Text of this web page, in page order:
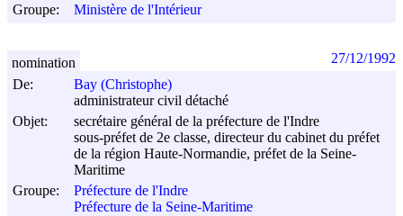
Groupe: Ministère de l'Intérieur
De:
Bay (Christophe)
administrateur civil détaché
Objet:
secrétaire général de la préfecture de l'Indre
sous-préfet de 2e classe, directeur du cabinet du préfet
de la région Haute-Normandie, préfet de la Seine-
Maritime
Groupe:
Préfecture de l'Indre
Préfecture de la Seine-Maritime
nomination 27/12/1992